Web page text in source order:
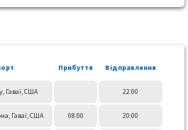
Прибуття Відправлення
Гаваї, США 22:00
Гаваї, США 08:00 20:00